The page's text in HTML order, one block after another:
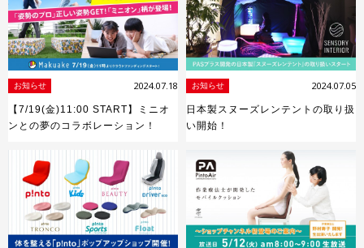
お知らせ 2024.07.18
【7/19(金)11:00 START】ミニオ
ンとの夢のコラボレーション！
お知らせ 2024.07.05
日本製スヌーズレンテントの取り扱
い開始！